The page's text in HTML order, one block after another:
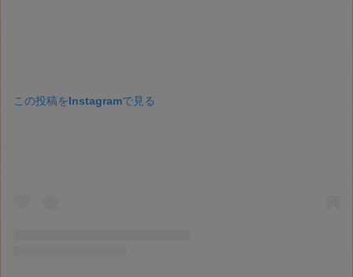
この投稿をInstagramで見る